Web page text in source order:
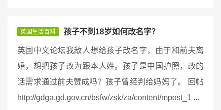
英国生活百科 孩子不到18岁如何改名字？
英国中文论坛我敌人想给孩子改名字，由于和前夫离
婚，想把孩子改为跟本人姓。孩子是中国护照，改的
话需求通过前夫赞成吗？孩子曾经判给妈妈了。 回帖
http://gdga.gd.gov.cn/bsfw/zsk/za/content/mpost_1 ...